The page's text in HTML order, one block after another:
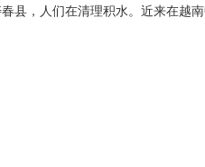
县，人们在清理积水。近来在越